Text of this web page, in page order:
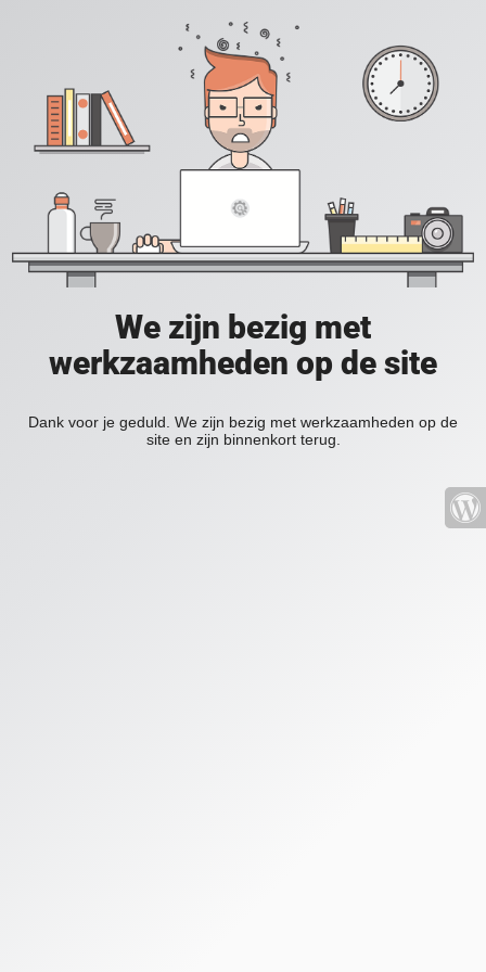
We zijn bezig met
werkzaamheden op de site
Dank voor je geduld. We zijn bezig met werkzaamheden op de
site en zijn binnenkort terug.